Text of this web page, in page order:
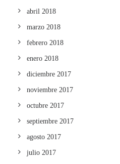
abril 2018
marzo 2018
febrero 2018
enero 2018
diciembre 2017
noviembre 2017
octubre 2017
septiembre 2017
agosto 2017
julio 2017